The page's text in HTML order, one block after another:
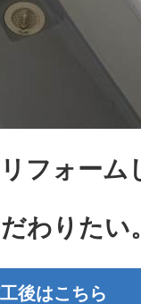
フォーム
だわりたい
後はこちら